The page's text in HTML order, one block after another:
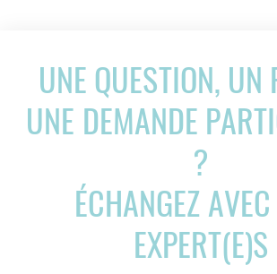
UNE QUESTION, UN
UNE DEMANDE
?
ÉCHANGEZ
EXPERT(E)S